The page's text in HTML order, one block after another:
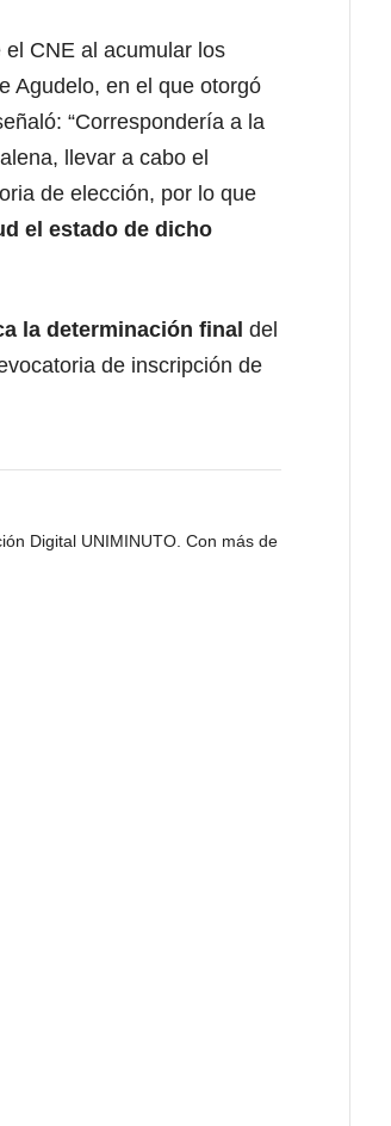
CNE al acumular los
Agudelo, en el que otorgó
“Correspondería a la
llevar a cabo el
de elección, por lo que
el estado de dicho
la determinación final del
de inscripción de
Digital UNIMINUTO. Con más de